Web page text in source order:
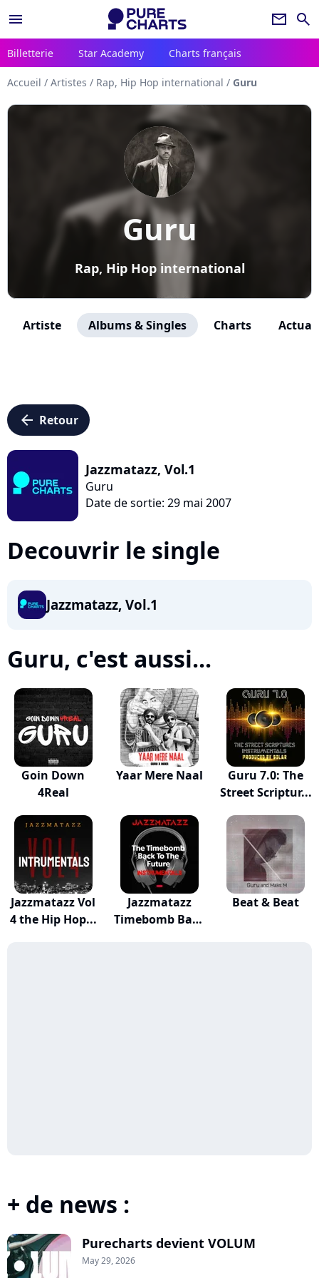
menu newsletter search
Billetterie Star Academy Charts français
Accueil / Artistes / Rap, Hip Hop international / Guru
Guru
Rap, Hip Hop international
Artiste Albums & Singles Charts
arrow_left Retour
Jazzmatazz, Vol.1
Guru
Date de sortie: 29 mai 2007
Decouvrir le single
Jazzmatazz, Vol.1
Guru, c'est aussi...
Goin Down
4Real
Yaar Mere Naal
Guru 7.0: The
Street Scriptur...
Jazzmatazz Vol
4 the Hip Hop...
Jazzmatazz
Timebomb Back
Beat & Beat
+ de news :
Purecharts devient VOLUM
May 29, 2026